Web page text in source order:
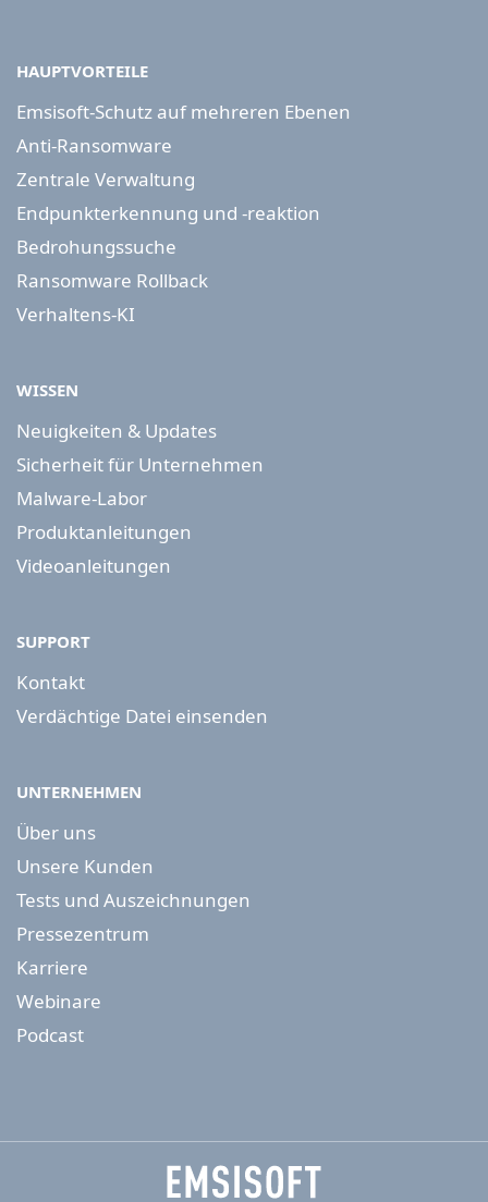
HAUPTVORTEILE
Emsisoft-Schutz auf mehreren Ebenen
Anti-Ransomware
Zentrale Verwaltung
Endpunkterkennung und -reaktion
Bedrohungssuche
Ransomware Rollback
Verhaltens-KI
WISSEN
Neuigkeiten & Updates
Sicherheit für Unternehmen
Malware-Labor
Produktanleitungen
Videoanleitungen
SUPPORT
Kontakt
Verdächtige Datei einsenden
UNTERNEHMEN
Über uns
Unsere Kunden
Tests und Auszeichnungen
Pressezentrum
Karriere
Webinare
Podcast